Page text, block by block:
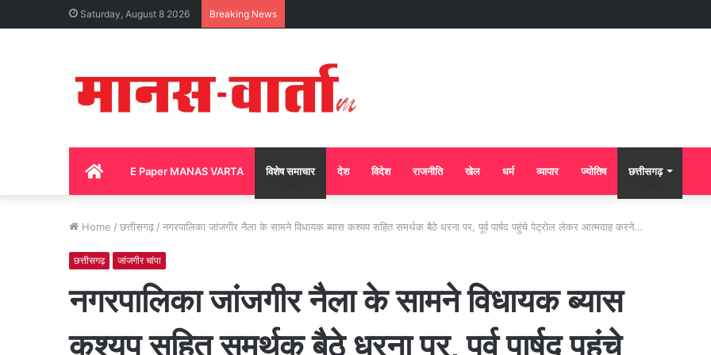
Saturday, August 8 2026 Breaking News
HomeE Paper MANAS VARTA विशेष समाचार देश विदेश राजनीति खेल धर्म व्यापार ज्योतिष छत्तीसगढ़
Home / छत्तीसगढ़ / नगरपालिका जांजगीर नैला के सामने विधायक ब्यास कश्यप सहित समर्थक बैठे धरना पर, पूर्व पार्षद पहुंचे पेट्रोल लेकर आत्मदाह करने…
छत्तीसगढ़ जांजगीर चांपा
नगरपालिका जांजगीर नैला के सामने विधायक ब्यास
कश्यप सहित समर्थक बैठे धरना पर, पूर्व पार्षद पहुंचे